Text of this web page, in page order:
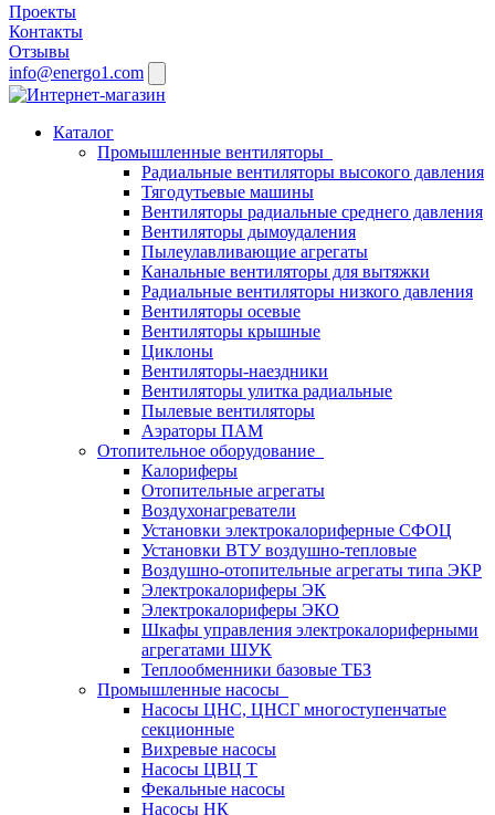
Проекты
Контакты
Отзывы
info@energo1.com
Каталог
Промышленные вентиляторы
Радиальные вентиляторы высокого давления
Тягодутьевые машины
Вентиляторы радиальные среднего давления
Вентиляторы дымоудаления
Пылеулавливающие агрегаты
Канальные вентиляторы для вытяжки
Радиальные вентиляторы низкого давления
Вентиляторы осевые
Вентиляторы крышные
Циклоны
Вентиляторы-наездники
Вентиляторы улитка радиальные
Пылевые вентиляторы
Аэраторы ПАМ
Отопительное оборудование
Калориферы
Отопительные агрегаты
Воздухонагреватели
Установки электрокалориферные СФОЦ
Установки ВТУ воздушно-тепловые
Воздушно-отопительные агрегаты типа ЭКР
Электрокалориферы ЭК
Электрокалориферы ЭКО
Шкафы управления электрокалориферными
агрегатами ШУК
Теплообменники базовые ТБЗ
Промышленные насосы
Насосы ЦНС, ЦНСГ многоступенчатые
секционные
Вихревые насосы
Насосы ЦВЦ Т
Фекальные насосы
Насосы НК